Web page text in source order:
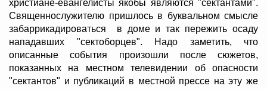
христиане-евангелисты якобы являются "сектантами".
Священнослужителю пришлось в буквальном смысле
забаррикадироваться в доме и так пережить осаду
нападавших "сектоборцев". Надо заметить, что
описанные события произошли после сюжетов,
показанных на местном телевидении об опасности
"сектантов" и публикаций в местной прессе на эту же